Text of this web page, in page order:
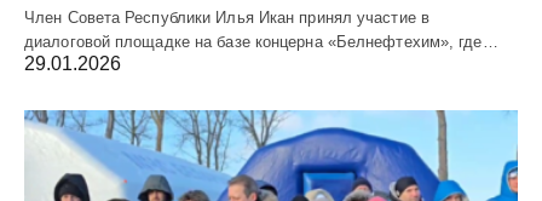
Член Совета Республики Илья Икан принял участие в
диалоговой площадке на базе концерна «Белнефтехим», где…
29.01.2026